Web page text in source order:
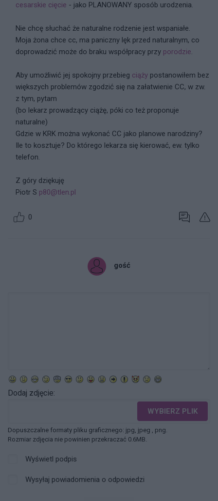
cesarskie cięcie - jako PLANOWANY sposób urodzenia.
Nie chcę słuchać że naturalne rodzenie jest wspaniałe.
Moja żona chce cc, ma paniczny lęk przed naturalnym, co
doprowadzić może do braku współpracy przy porodzie.
Aby umożliwić jej spokojny przebieg ciąży postanowiłem bez
większych problemów zgodzić się na załatwienie CC, w zw.
z tym, pytam
(bo lekarz prowadzący ciążę, póki co też proponuje
naturalne)
Gdzie w KRK można wykonać CC jako planowe narodziny?
Ile to kosztuje? Do którego lekarza się kierować, ew. tylko
telefon.
Z góry dziękuję
Piotr S p80@tlen.pl
0
gość
Dodaj zdjęcie:
WYBIERZ PLIK
Dopuszczalne formaty pliku graficznego: jpg, jpeg , png.
Rozmiar zdjęcia nie powinien przekraczać 0.6MB.
Wyświetl podpis
Wysyłaj powiadomienia o odpowiedzi